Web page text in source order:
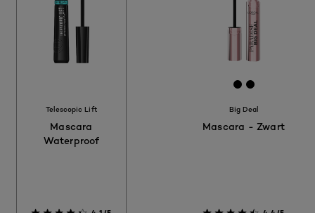
Telescopic Lift
Mascara
Waterproof
[Color]:
[Color]:
Big Deal
Mascara - Zwart